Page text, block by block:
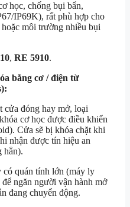
học, chống bụi bẩn,
IP69K), rất phù hợp cho
môi trường nhiều bụi
, RE 5910.
bằng cơ / điện từ
cửa đóng hay mở, loại
cơ học được điều khiển
Cửa sẽ bị khóa chặt khi
nhận được tín hiệu an
hẳn).
có quán tính lớn (máy ly
ngăn người vận hành mở
đang chuyển động.